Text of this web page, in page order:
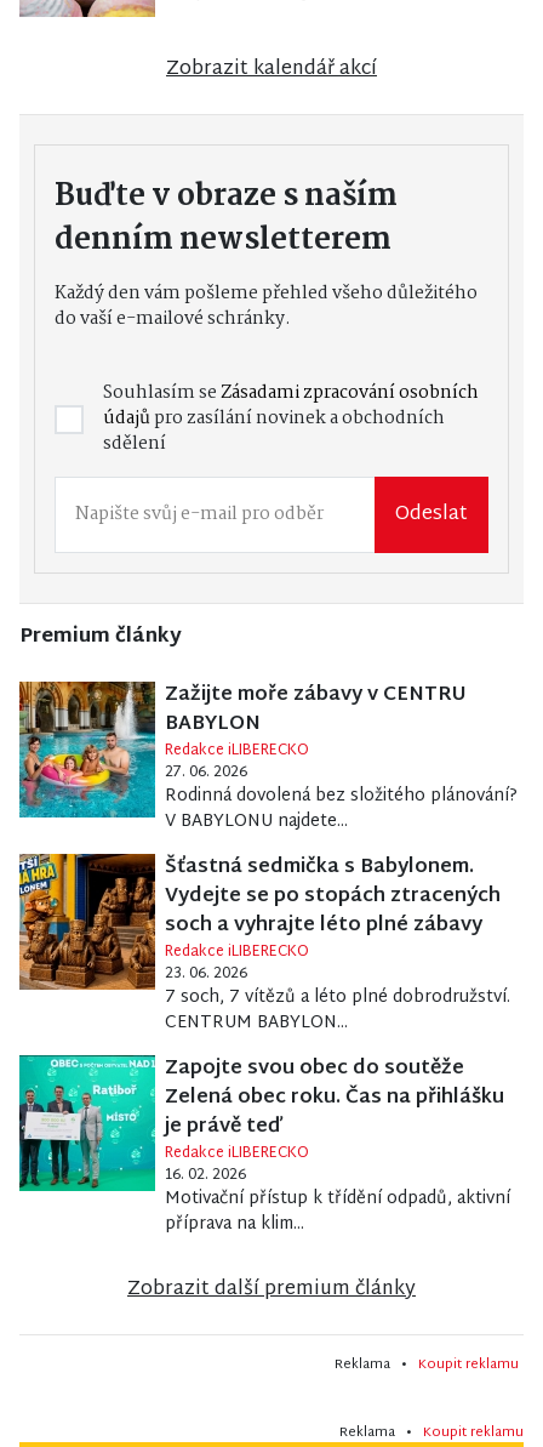
Zobrazit kalendář akcí
Buďte v obraze s naším
denním newsletterem
Každý den vám pošleme přehled všeho důležitého
do vaší e-mailové schránky.
Souhlasím seZásadami zpracování osobních
údajůpro zasílání novinek a obchodních
sdělení
Odeslat
Premium články
Zažijte moře zábavy v CENTRU
BABYLON
Redakce iLIBERECKO
27. 06. 2026
Rodinná dovolená bez složitého plánování?
V BABYLONU najdete...
Šťastná sedmička s Babylonem.
Vydejte se po stopách ztracených
soch a vyhrajte léto plné zábavy
Redakce iLIBERECKO
23. 06. 2026
7 soch, 7 vítězů a léto plné dobrodružství.
CENTRUM BABYLON...
Zapojte svou obec do soutěže
Zelená obec roku. Čas na přihlášku
je právě teď
Redakce iLIBERECKO
16. 02. 2026
Motivační přístup k třídění odpadů, aktivní
příprava na klim...
Zobrazit další premium články
Reklama • Koupit reklamu
Reklama • Koupit reklamu